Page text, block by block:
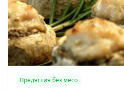
Предястия без месо